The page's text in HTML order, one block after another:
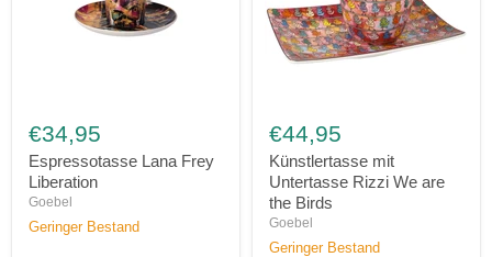
Lana
Frey
Liberation
€34,95
Espressotasse Lana Frey
Liberation
Goebel
Geringer Bestand
mit
Untertasse
Rizzi
We
are
the
Birds
€44,95
Künstlertasse mit
Untertasse Rizzi We are
the Birds
Goebel
Geringer Bestand